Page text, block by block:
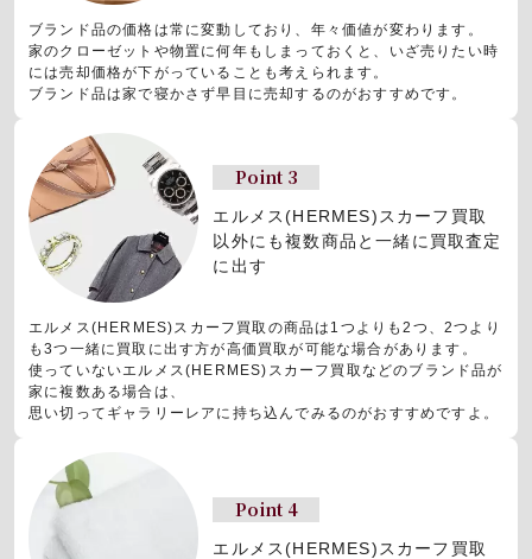
ブランド品の価格は常に変動しており、年々価値が変わります。
家のクローゼットや物置に何年もしまっておくと、いざ売りたい時
には売却価格が下がっていることも考えられます。
ブランド品は家で寝かさず早目に売却するのがおすすめです。
Point 3
エルメス(HERMES)スカーフ買取
以外にも複数商品と一緒に買取査定
に出す
エルメス(HERMES)スカーフ買取の商品は1つよりも2つ、2つより
も3つ一緒に買取に出す方が高価買取が可能な場合があります。
使っていないエルメス(HERMES)スカーフ買取などのブランド品が
家に複数ある場合は、
思い切ってギャラリーレアに持ち込んでみるのがおすすめですよ。
Point 4
エルメス(HERMES)スカーフ買取